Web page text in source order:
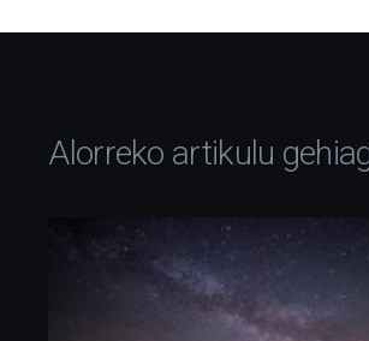
Alorreko artikulu